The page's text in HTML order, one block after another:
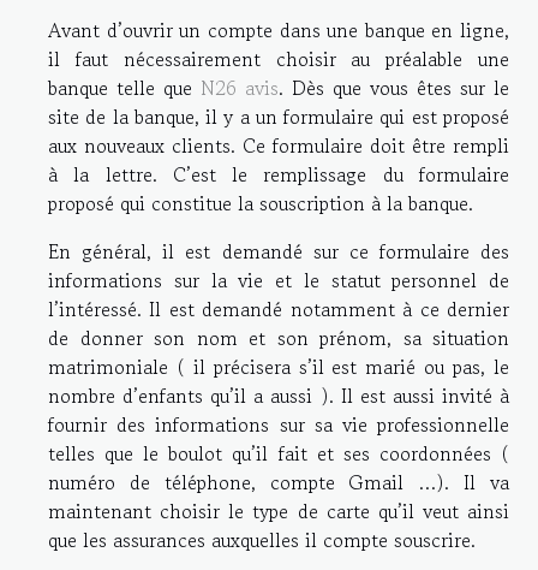
Avant d’ouvrir un compte dans une banque en ligne,
il faut nécessairement choisir au préalable une
banque telle que N26 avis. Dès que vous êtes sur le
site de la banque, il y a un formulaire qui est proposé
aux nouveaux clients. Ce formulaire doit être rempli
à la lettre. C’est le remplissage du formulaire
proposé qui constitue la souscription à la banque.
En général, il est demandé sur ce formulaire des
informations sur la vie et le statut personnel de
l’intéressé. Il est demandé notamment à ce dernier
de donner son nom et son prénom, sa situation
matrimoniale ( il précisera s’il est marié ou pas, le
nombre d’enfants qu’il a aussi ). Il est aussi invité à
fournir des informations sur sa vie professionnelle
telles que le boulot qu’il fait et ses coordonnées (
numéro de téléphone, compte Gmail …). Il va
maintenant choisir le type de carte qu’il veut ainsi
que les assurances auxquelles il compte souscrire.